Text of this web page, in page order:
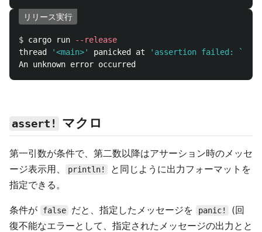
リリース実行
$ cargo run
--release
thread
'<main>' panicked at
'assertion failed:
assert! マクロ
第一引数が条件で、第二数以降はアサーション時のメッセ
ージ表示用、
println!
と同じように出力フォーマットを
指定できる。
条件が false だと、指定したメッセージを panic!
(回
復不能なエラーとして、指定されたメッセージの出力とと